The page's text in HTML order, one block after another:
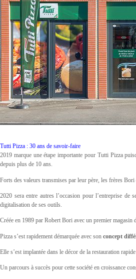
Tutti Pizza : 30 ans de savoir-faire
2019 marque une étape importante pour Tutti Pizza
depuis plus de 10 ans.
Forts des valeurs transmises par leur père, les frères
2020 sera entre autres l’occasion pour l’entreprise
digitalisation de ses outils.
Créée en 1989 par Robert Bori avec un premier magasin
Pizza s’est rapidement démarquée avec son concept
Elle s’est implantée dans le décor de la restauration
Un parcours à succès pour cette société en croissance